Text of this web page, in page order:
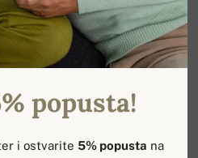
popusta!
i ostvarite5% popusta na